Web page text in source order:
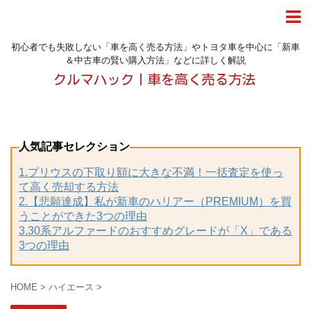
初心者でも失敗しない「車を高く売る方法」やトヨタ車を中心に「新車
＆中古車の賢い購入方法」などに詳しく解説
人気記事セレクション
1.プリウスの下取り額に大きな不満！一括査定を使っ
て高く売却する方法
2.【悲願達成】私が新車のハリアー（PREMIUM）を買
うことができた3つの理由
3.30系アルファードのおすすめグレードが「X」である
3つの理由
HOME > ハイエース >